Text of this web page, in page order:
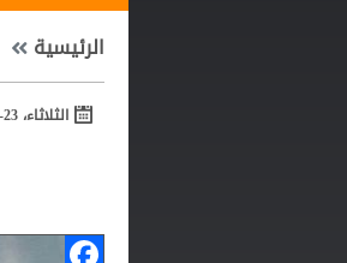
الرئيسية
الثلاثاء، 23-11-2021
Facebook